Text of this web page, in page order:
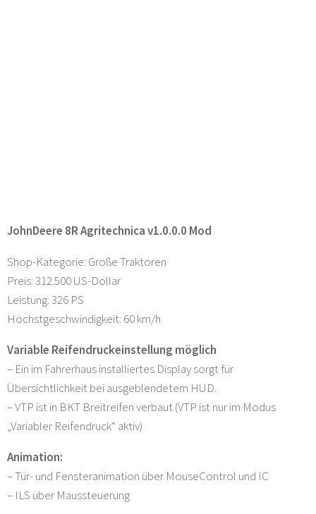
JohnDeere 8R Agritechnica v1.0.0.0 Mod
Shop-Kategorie: Große Traktoren
Preis: 312.500 US-Dollar
Leistung: 326 PS
Höchstgeschwindigkeit: 60 km/h
Variable Reifendruckeinstellung möglich
– Ein im Fahrerhaus installiertes Display sorgt für
Übersichtlichkeit bei ausgeblendetem HUD.
– VTP ist in BKT Breitreifen verbaut (VTP ist nur im Modus
„Variabler Reifendruck“ aktiv)
Animation:
– Tür- und Fensteranimation über MouseControl und IC
– ILS über Maussteuerung